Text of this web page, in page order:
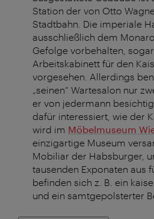
Station der von Otto
Stadtbahn. Die imperiale
ausschließlich dem
Gefolge vorbehalten,
Arbeitskabinett für den
vorgesehen. Allerdings
„seinen“ Wartesalon nur
er von jedermann
dafür interessiert, wie der
wird im Möbelmuseum
einzigartige Museum
Mobiliar der Habsburger,
tausenden Exponaten aus
befinden sich z. B. ein
und ein samtgepolsterter